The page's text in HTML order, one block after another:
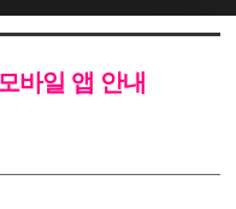
바일 앱 안내
북5